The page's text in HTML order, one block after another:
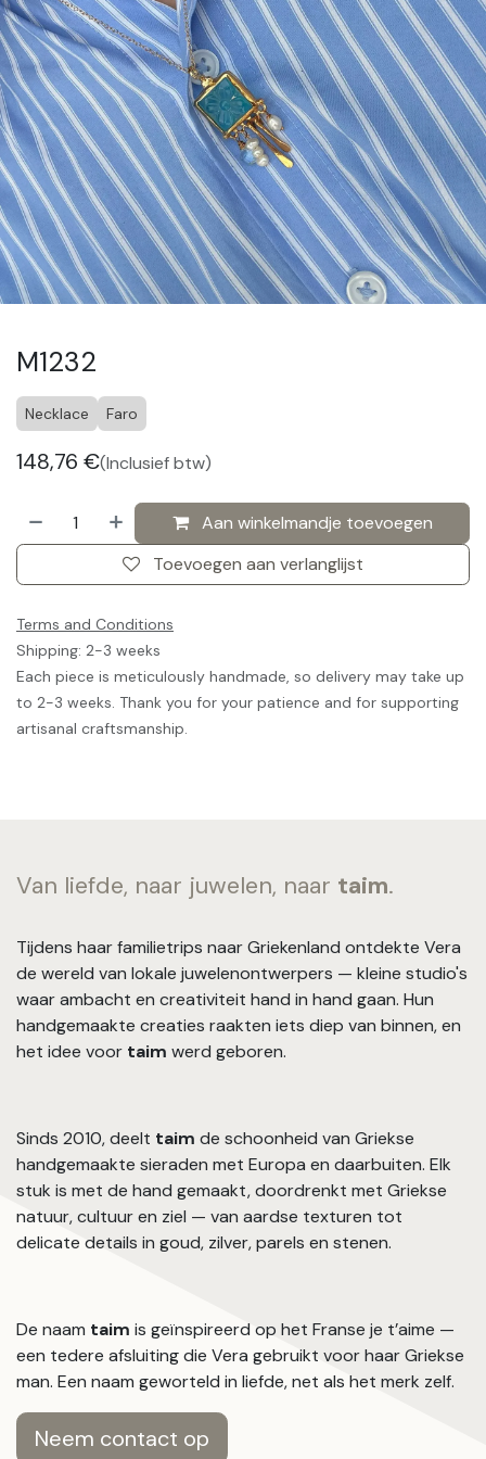
M1232
Necklace Faro
148,76 €(Inclusief btw)
Aan winkelmandje toevoegen
Toevoegen aan verlanglijst
Terms and Conditions
Shipping: 2-3 weeks
Each piece is meticulously handmade, so delivery may take up
to 2-3 weeks. Thank you for your patience and for supporting
artisanal craftsmanship.
Van liefde, naar juwelen, naar taim.
Tijdens haar familietrips naar Griekenland ontdekte Vera
de wereld van lokale juwelenontwerpers — kleine studio's
waar ambacht en creativiteit hand in hand gaan. Hun
handgemaakte creaties raakten iets diep van binnen, en
het idee voor taim werd geboren.
Sinds 2010, deelt taim de schoonheid van Griekse
handgemaakte sieraden met Europa en daarbuiten. Elk
stuk is met de hand gemaakt, doordrenkt met Griekse
natuur, cultuur en ziel — van aardse texturen tot
delicate details in goud, zilver, parels en stenen.
De naam taim is geïnspireerd op het Franse je t’aime —
een tedere afsluiting die Vera gebruikt voor haar Griekse
man. Een naam geworteld in liefde, net als het merk zelf.
Neem contact op